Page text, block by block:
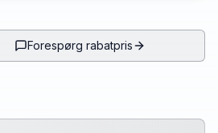
Forespørg rabatpris